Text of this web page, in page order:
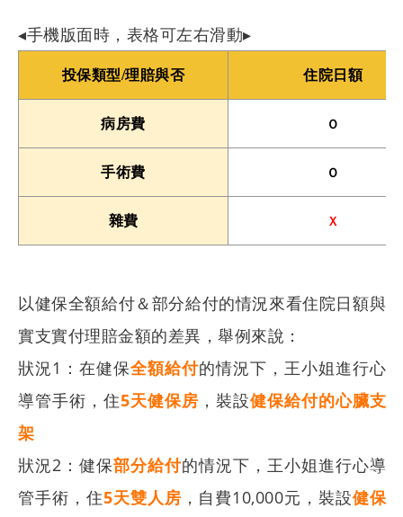
◂手機版面時，表格可左右滑動▸
投保類型/理賠與否 住院日額
病房費 Ｏ
手術費 Ｏ
雜費 Ｘ
以健保全額給付＆部分給付的情況來看住院日額與
實支實付理賠金額的差異，舉例來說：
狀況1：在健保全額給付的情況下，王小姐進行心
導管手術，住5天健保房 ，裝設健保給付的心臟支
架
狀況2：健保部分給付的情況下，王小姐進行心導
管手術，住5天雙人房 ，自費10,000元，裝設健保